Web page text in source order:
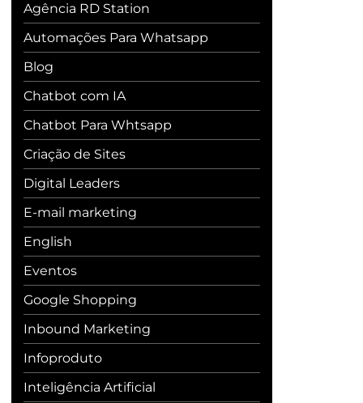
Agência RD Station
Automações Para Whatsapp
Blog
Chatbot com IA
Chatbot Para Whtsapp
Criação de Sites
Digital Leaders
E-mail marketing
English
Eventos
Google Shopping
Inbound Marketing
Infoproduto
Inteligência Artificial